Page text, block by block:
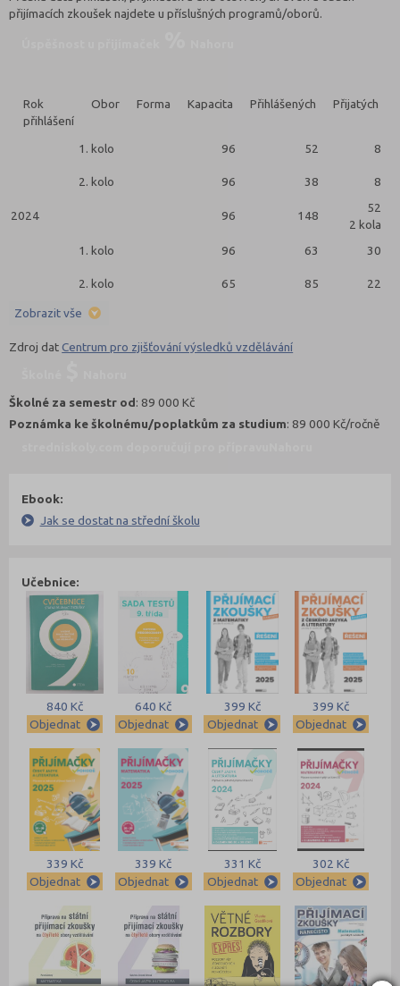
přijímacích zkoušek najdete u příslušných programů/oborů.
Rok
přihlášení
Obor Forma Kapacita Přihlášených Přijatých
1. kolo 96 52 8
2. kolo 96 38 8
2024 96 148
52
2 kola
1. kolo
96 63 30
2. kolo 65 85 22
Zobrazit vše
Zdroj datCentrum pro zjišťování výsledků vzdělávání
Školné za semestr od: 89 000 Kč
Poznámka ke školnému/poplatkům za studium: 89 000 Kč/ročně
Ebook:
Jak se dostat na střední školu
Učebnice:
840 Kč
Objednat
640 Kč
Objednat
399 Kč
Objednat
399 Kč
Objednat
339 Kč
Objednat
339 Kč
Objednat
331 Kč
Objednat
302 Kč
Objednat